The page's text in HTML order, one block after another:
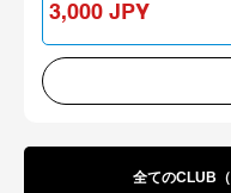
3,000 JPY
全てのCLUB